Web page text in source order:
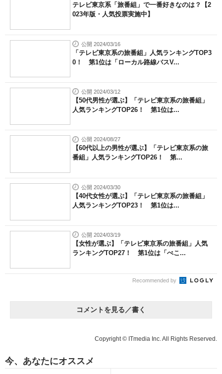
テレビ東京系「旅番組」で一番好きなのは？【2
023年版・人気投票実施中】
公開 2024/03/16
「テレビ東京系の旅番組」人気ランキングTOP3
0！ 第1位は「ローカル路線バスV...
公開 2024/03/12
【50代男性が選ぶ】「テレビ東京系の旅番組」
人気ランキングTOP26！ 第1位は...
公開 2024/08/27
【60代以上の男性が選ぶ】「テレビ東京系の旅
番組」人気ランキングTOP26！ 第...
公開 2024/03/30
【40代女性が選ぶ】「テレビ東京系の旅番組」
人気ランキングTOP23！ 第1位は...
公開 2024/03/19
【女性が選ぶ】「テレビ東京系の旅番組」人気
ランキングTOP27！ 第1位は「ぺこ...
Recommended by
コメントを見る／書く
Copyright © ITmedia Inc. All Rights Reserved.
今、あなたにオススメ